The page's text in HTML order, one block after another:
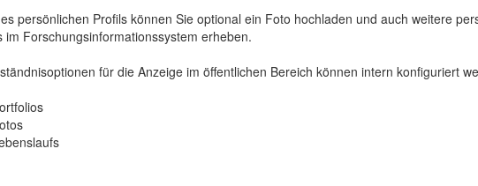
persönlichen Profils können Sie optional ein Foto hochladen und auch weitere
im Forschungsinformationssystem erheben.
für die Anzeige im öffentlichen Bereich können intern konfiguriert